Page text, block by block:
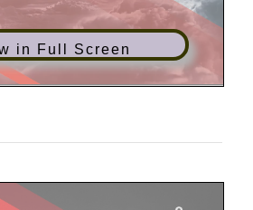
in Full Screen